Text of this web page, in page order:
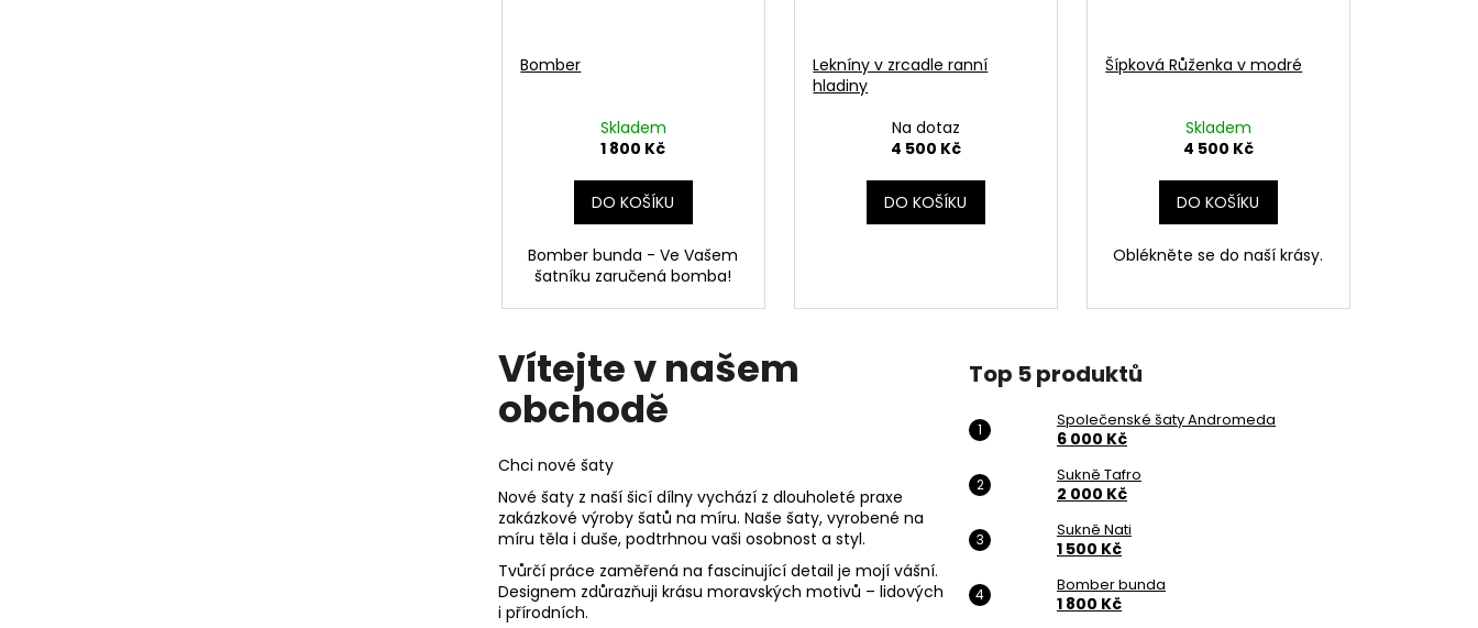
Bomber
Skladem
1 800 Kč
DO KOŠÍKU
Bomber bunda - Ve Vašem
šatníku zaručená bomba!
Lekníny v zrcadle ranní
hladiny
Na dotaz
4 500 Kč
DO KOŠÍKU
Šípková Růženka v modré
Skladem
4 500 Kč
DO KOŠÍKU
Oblékněte se do naší krásy.
Vítejte v našem
obchodě
Chci nové šaty
Nové šaty z naší šicí dílny vychází z dlouholeté praxe
zakázkové výroby šatů na míru. Naše šaty, vyrobené na
míru těla i duše, podtrhnou vaši osobnost a styl.
Tvůrčí práce zaměřená na fascinující detail je mojí vášní.
Designem zdůrazňuji krásu moravských motivů – lidových
i přírodních.
Top 5 produktů
Společenské šaty Andromeda
6 000 Kč
Sukně Tafro
2 000 Kč
Sukně Nati
1 500 Kč
Bomber bunda
1 800 Kč